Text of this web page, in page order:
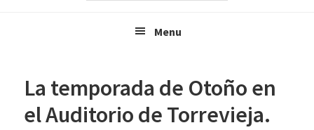
Menu
La temporada de Otoño en
el Auditorio de Torrevieja.